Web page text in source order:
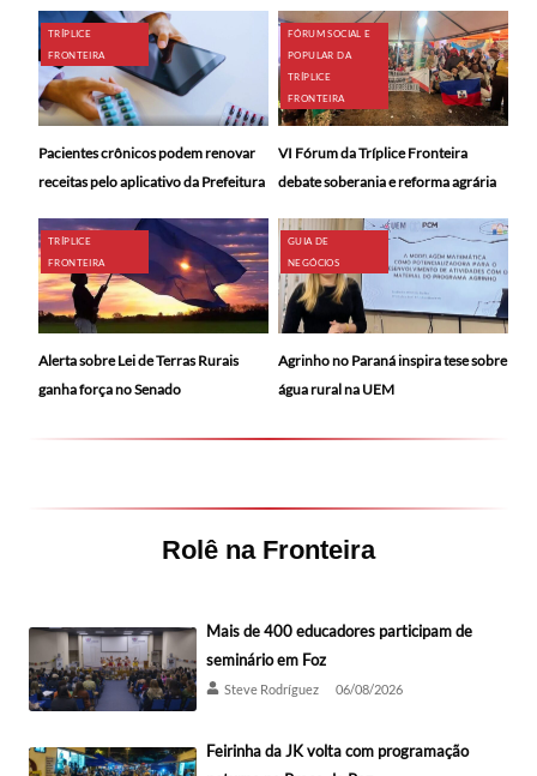
TRÍPLICE
FRONTEIRA
Pacientes crônicos podem renovar
receitas pelo aplicativo da Prefeitura
FÓRUM SOCIAL E
POPULAR DA
TRÍPLICE
FRONTEIRA
VI Fórum da Tríplice Fronteira
debate soberania e reforma agrária
TRÍPLICE
FRONTEIRA
Alerta sobre Lei de Terras Rurais
ganha força no Senado
GUIA DE
NEGÓCIOS
Agrinho no Paraná inspira tese sobre
água rural na UEM
Rolê na Fronteira
Mais de 400 educadores participam de
seminário em Foz
Steve Rodríguez 06/08/2026
Feirinha da JK volta com programação